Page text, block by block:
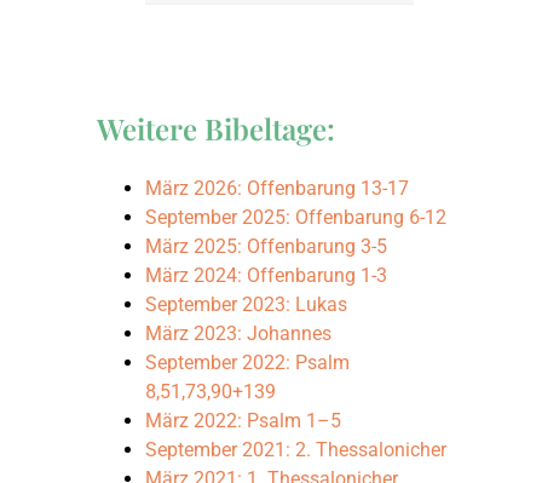
September 2007:
Weitere Bibeltage:
März 2026: Offenbarung 13-17
September 2025: Offenbarung 6-12
März 2025: Offenbarung 3-5
März 2024: Offenbarung 1-3
September 2023: Lukas
März 2023: Johannes
September 2022: Psalm
8,51,73,90+139
März 2022: Psalm 1–5
September 2021: 2. Thessalonicher
März 2021: 1. Thessalonicher